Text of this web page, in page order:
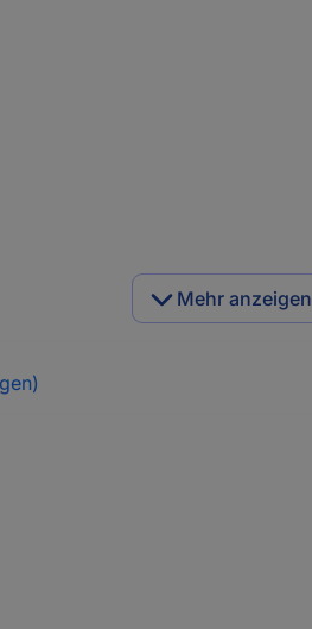
Mehr anzeigen